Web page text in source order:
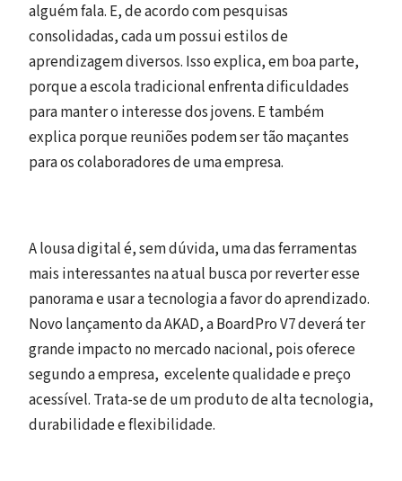
alguém fala. E, de acordo com pesquisas
consolidadas, cada um possui estilos de
aprendizagem diversos. Isso explica, em boa parte,
porque a escola tradicional enfrenta dificuldades
para manter o interesse dos jovens. E também
explica porque reuniões podem ser tão maçantes
para os colaboradores de uma empresa.
A lousa digital é, sem dúvida, uma das ferramentas
mais interessantes na atual busca por reverter esse
panorama e usar a tecnologia a favor do aprendizado.
Novo lançamento da AKAD, a BoardPro V7 deverá ter
grande impacto no mercado nacional, pois oferece
segundo a empresa, excelente qualidade e preço
acessível. Trata-se de um produto de alta tecnologia,
durabilidade e flexibilidade.